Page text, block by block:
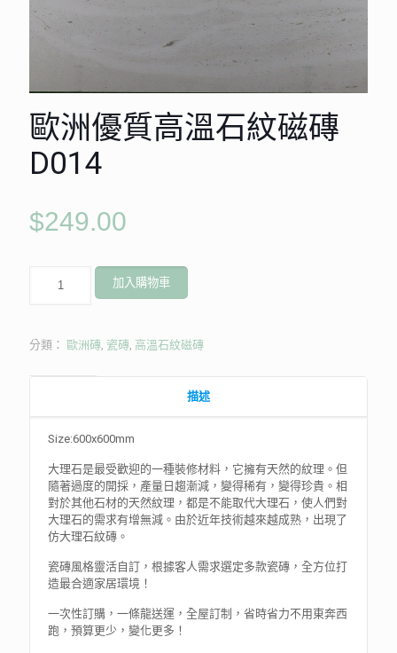
歐洲優質高溫石紋磁磚
D014
$249.00
高
D014
加入購物車
分類： 歐洲磚, 瓷磚, 高溫石紋磁磚
描述
Size:600x600mm
大理石是最受歡迎的一種裝修材料，它擁有天然的紋理。但
隨著過度的開採，產量日趨漸減，變得稀有，變得珍貴。相
對於其他石材的天然紋理，都是不能取代大理石，使人們對
大理石的需求有增無減。由於近年技術越來越成熟，出現了
仿大理石紋磚。
瓷磚風格靈活自訂，根據客人需求選定多款瓷磚，全方位打
造最合適家居環境！
一次性訂購，一條龍送運，全屋訂制，省時省力不用東奔西
跑，預算更少，變化更多！